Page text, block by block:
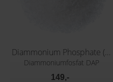
Diammonium Phosphate (DAP) - 500g
Diammoniumfosfat DAP
149,-